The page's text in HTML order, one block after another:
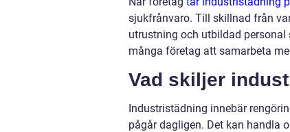
sjukfrånvaro. Till skillnad från
utrustning och utbildad
många företag att samarbeta
Vad skiljer
Industristädning innebär
pågår dagligen. Det kan handla